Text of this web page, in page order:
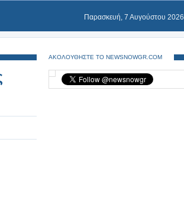
Παρασκευή, 7 Αυγούστου 2026
ΑΚΟΛΟΥΘΗΣΤΕ ΤΟ NEWSNOWGR.COM